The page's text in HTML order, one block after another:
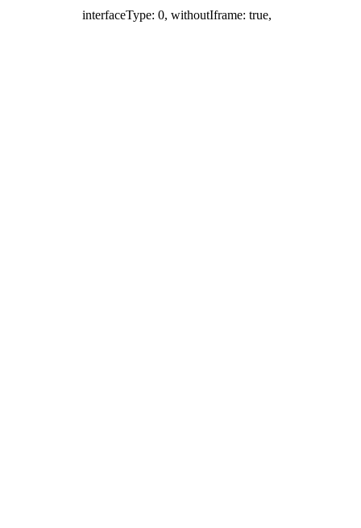
interfaceType: 0, withoutIframe: true,